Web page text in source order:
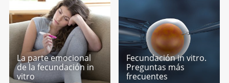
La parte emocional
de la fecundación in
vitro
Fecundación in vitro.
Preguntas más
frecuentes